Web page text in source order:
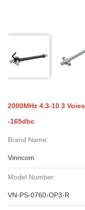
2000MHz 4.3-10 3
-165dbc
Brand Name:
Vinncom
Model Number:
VN-PS-0760-OP3-R